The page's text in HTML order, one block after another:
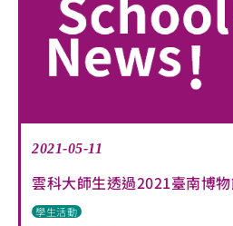
2021-05-11
雲科大師生透過2021臺南博
學生活動